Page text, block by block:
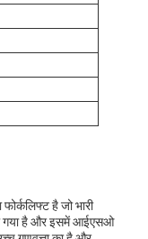
है जो भारी
गया है और इसमें आईएसओ